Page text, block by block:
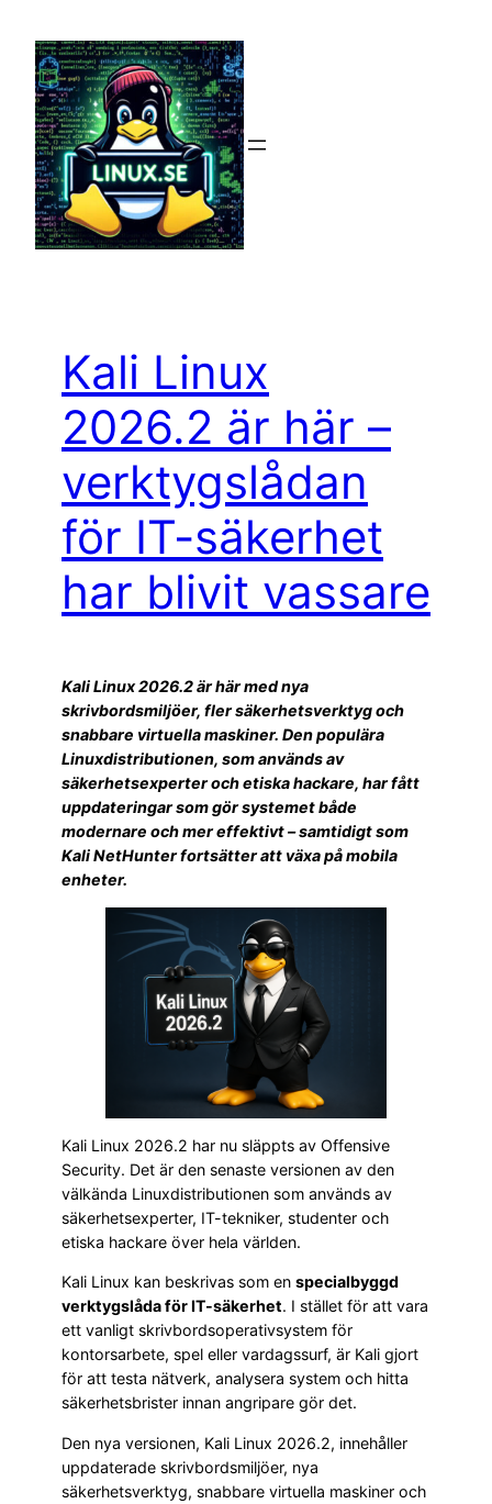
innehåll
Kali Linux
2026.2 är här –
verktygslådan
för IT-säkerhet
har blivit vassare
Kali Linux 2026.2 är här med nya
skrivbordsmiljöer, fler säkerhetsverktyg och
snabbare virtuella maskiner. Den populära
Linuxdistributionen, som används av
säkerhetsexperter och etiska hackare, har fått
uppdateringar som gör systemet både
modernare och mer effektivt – samtidigt som
Kali NetHunter fortsätter att växa på mobila
enheter.
Kali Linux 2026.2 har nu släppts av Offensive
Security. Det är den senaste versionen av den
välkända Linuxdistributionen som används av
säkerhetsexperter, IT-tekniker, studenter och
etiska hackare över hela världen.
Kali Linux kan beskrivas som en specialbyggd
verktygslåda för IT-säkerhet. I stället för att vara
ett vanligt skrivbordsoperativsystem för
kontorsarbete, spel eller vardagssurf, är Kali gjort
för att testa nätverk, analysera system och hitta
säkerhetsbrister innan angripare gör det.
Den nya versionen, Kali Linux 2026.2, innehåller
uppdaterade skrivbordsmiljöer, nya
säkerhetsverktyg, snabbare virtuella maskiner och